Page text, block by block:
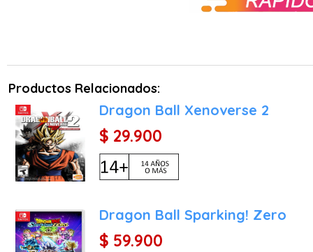
Productos Relacionados:
Dragon Ball Xenoverse 2
$ 29.900
Dragon Ball Sparking! Zero
$ 59.900